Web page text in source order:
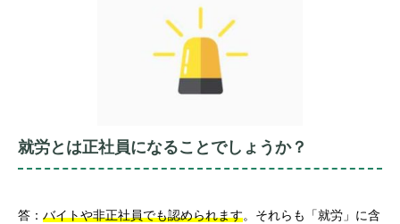
就労とは正社員になることでしょうか？
答： バイトや非正社員でも認められます。それらも「就労」に含